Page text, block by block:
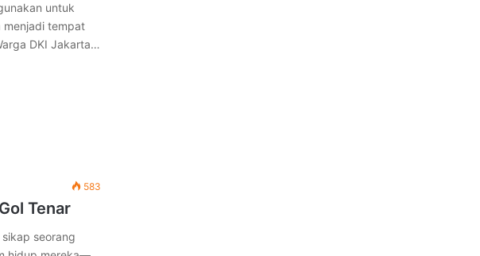
untuk
menjadi tempat
DKI Jakarta…
583
Tenar
seorang